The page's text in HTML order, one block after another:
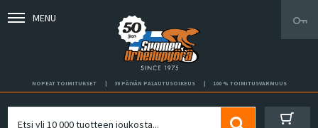
MENU
NOPEAT TOIMITUKSET 30 PÄIVÄN PALAUTUSOIKEUS 100 % TOIMITUSVARMUUS